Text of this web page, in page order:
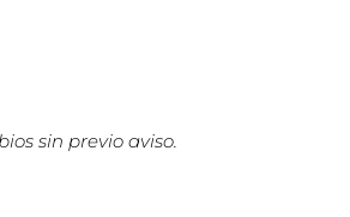
sin previo aviso.